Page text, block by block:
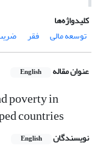
کلیدواژه‌ها
توسعه مالی
فقر
عنوان مقاله English
poverty in
countries
نویسندگان English